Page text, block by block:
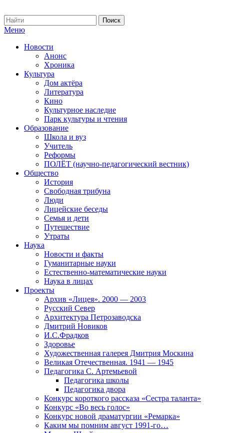
Меню
Новости
Анонс
Хроника
Культура
Дом актёра
Литература
Кино
Культурное наследие
Парк культуры и чтения
Образование
Школа и вуз
Учитель
Реформы
ПОЛЁТ (научно-педагогический вестник)
Общество
История
Свободная трибуна
Люди
Лицейские беседы
Семья и дети
Путешествие
Утраты
Наука
Новости и факты
Гуманитарные науки
Естественно-математические науки
Наука в лицах
Проекты
Архив «Лицея». 2000 — 2003
Русский Север
Архитектура Петрозаводска
Дмитрий Новиков
И.С.Фрадков
Здоровье
Художественная галерея Дмитрия Москина
Великая Отечественная. 1941 — 1945
Педагогика С. Артемьевой
Педагогика школы
Педагогика двора
Конкурс короткого рассказа «Сестра таланта»
Конкурс «Во весь голос»
Конкурс новой драматургии «Ремарка»
Каким мы помним август 1991-го…